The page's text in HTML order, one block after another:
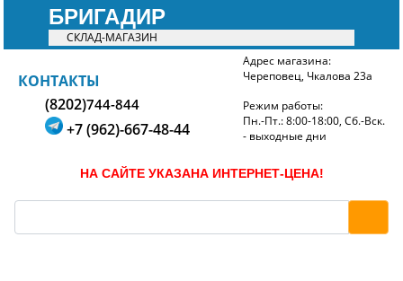
БРИГАДИР
СКЛАД-МАГАЗИН
БРИГАДИР
КОНТАКТЫ
(8202)744-844
+7 (962)-667-48-44
Адрес магазина:
Череповец, Чкалова 23а
Режим работы:
Пн.-Пт.: 8:00-18:00, Сб.-Вск.
- выходные дни
НА САЙТЕ УКАЗАНА ИНТЕРНЕТ-ЦЕНА!